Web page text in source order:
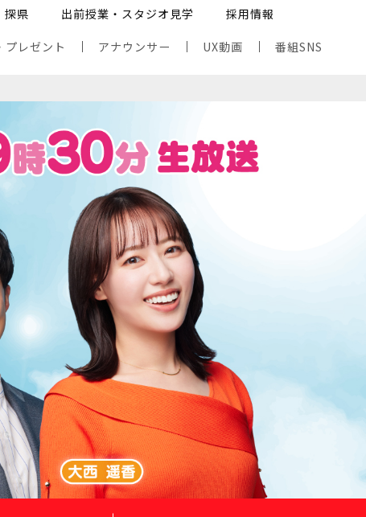
探県 出前授業・スタジオ見学 採用情報
プレゼント アナウンサー UX動画 番組SNS